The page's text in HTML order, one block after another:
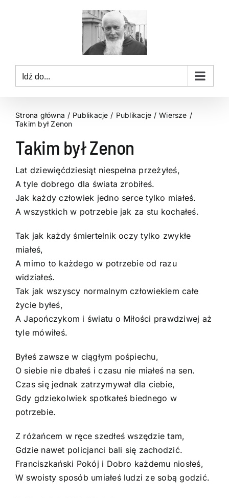
Idź do...
Strona główna Publikacje Publikacje
Wiersze
Takim był Zenon
Takim był Zenon
Lat dziewięćdziesiąt niespełna przeżyłeś,
A tyle dobrego dla świata zrobiłeś.
Jak każdy człowiek jedno serce tylko miałeś.
A wszystkich w potrzebie jak za stu kochałeś.
Tak jak każdy śmiertelnik oczy tylko zwykłe
miałeś,
A mimo to każdego w potrzebie od razu
widziałeś.
Tak jak wszyscy normalnym człowiekiem całe
życie byłeś,
A Japończykom i światu o Miłości prawdziwej aż
tyle mówiłeś.
Byłeś zawsze w ciągłym pośpiechu,
O siebie nie dbałeś i czasu nie miałeś na sen.
Czas się jednak zatrzymywał dla ciebie,
Gdy gdziekolwiek spotkałeś biednego w
potrzebie.
Z różańcem w ręce szedłeś wszędzie tam,
Gdzie nawet policjanci bali się zachodzić.
Franciszkański Pokój i Dobro każdemu niosłeś,
W swoisty sposób umiałeś ludzi ze sobą godzić.